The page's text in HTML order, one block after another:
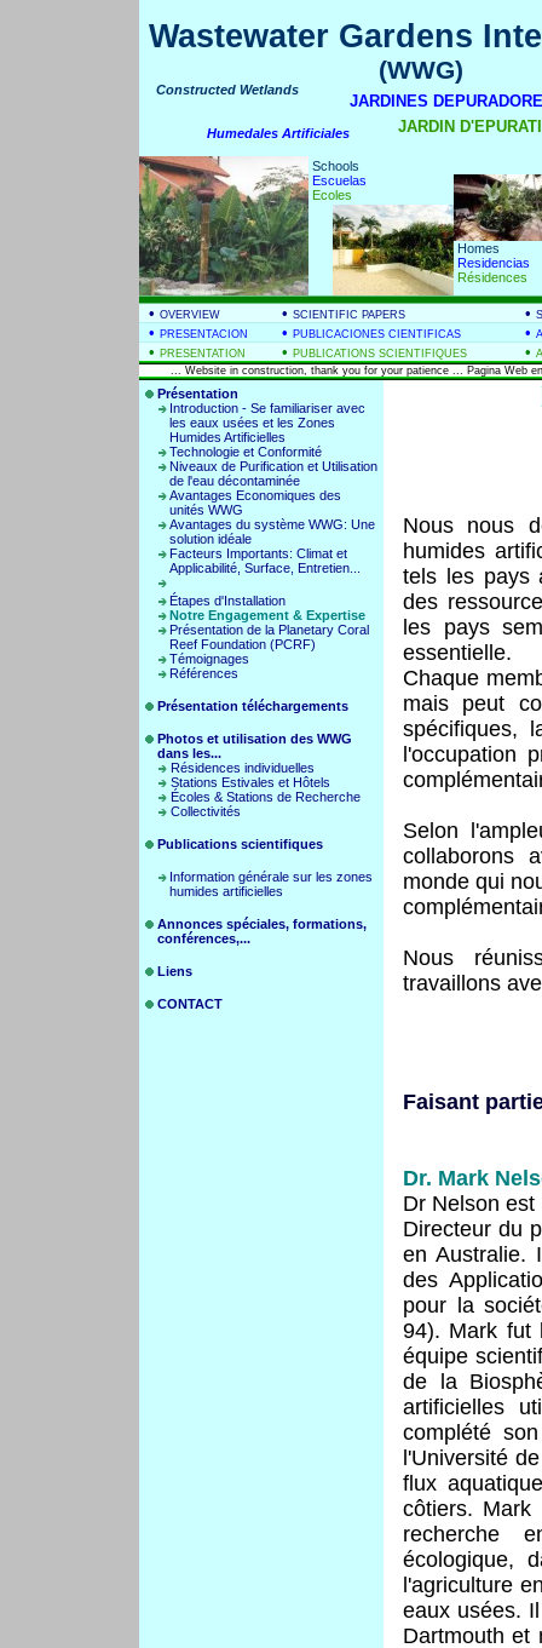
Wastewater Gardens
Constructed Wetlands
Humedales Artificiales
(WWG)
JARDINES
JARDIN
Schools
Escuelas
Ecoles
Homes
Residencias
Résidences
• OVERVIEW • SCIENTIFIC PAPERS •
• PRESENTACION • PUBLICACIONES CIENTIFICAS •
• PRESENTATION • PUBLICATIONS SCIENTIFIQUES •
... Website in construction, thank you for your patience ... Pagina Web
Présentation
Introduction - Se familiariser avec
les eaux usées et les Zones
Humides Artificielles
Technologie et Conformité
Niveaux de Purification et Utilisation
de l'eau décontaminée
Avantages Economiques des
unités WWG
Avantages du système WWG: Une
solution idéale
Facteurs Importants: Climat et
Applicabilité, Surface, Entretien...
Étapes d'Installation
Notre Engagement & Expertise
Présentation de la Planetary Coral
Reef Foundation (PCRF)
Témoignages
Références
Présentation téléchargements
Photos et utilisation des WWG
dans les...
Résidences individuelles
Stations Estivales et Hôtels
Écoles & Stations de Recherche
Collectivités
Publications scientifiques
Information générale sur les zones
humides artificielles
Annonces spéciales, formations,
conférences,...
Liens
CONTACT
Nous nous
humides
tels les pays
des
les pays
essentielle.
Chaque
mais peut
spécifiques,
l'occupation
Selon
collaborons
monde qui
Nous
travaillons
Faisant
Dr. Mark
Dr Nelson
Directeur du
en Australie.
des
pour la
94). Mark fut
équipe
de la
artificielles
complété
l'Université
flux
côtiers. Mark
recherche
écologique,
l'agriculture
eaux usées.
Dartmouth et